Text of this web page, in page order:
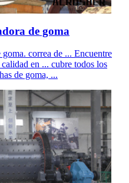
de goma
correa de ... Encuentre
en ... cubre todos los
de goma, ...